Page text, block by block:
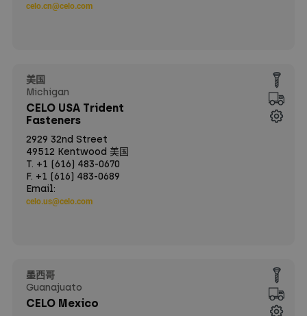
celo.cn@celo.com
美国
Michigan
CELO USA Trident
Fasteners
2929 32nd Street
49512 Kentwood 美国
T. +1 (616) 483-0670
F. +1 (616) 483-0689
Email:
celo.us@celo.com
墨西哥
Guanajuato
CELO Mexico